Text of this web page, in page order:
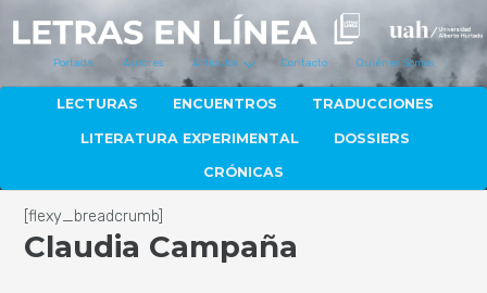
Portada Autores Artículos Contacto Quiénes Somos
LECTURAS ENCUENTROS TRADUCCIONES
LITERATURA EXPERIMENTAL DOSSIERS
CRÓNICAS
[flexy_breadcrumb]
Claudia Campaña